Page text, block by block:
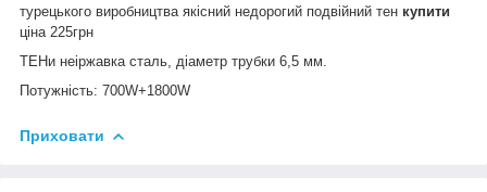
турецького виробництва якісний недорогий подвійний тен купити
ціна 225грн
ТЕНи неіржавка сталь, діаметр трубки 6,5 мм.
Потужність: 700W+1800W
Приховати